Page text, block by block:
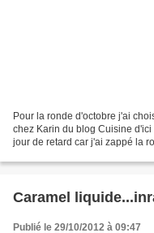
Pour la ronde d'octobre j'ai
chez Karin du blog Cuisine
jour de retard car j'ai zappé la
Caramel
Publié le 29/10/2012 à 09:47